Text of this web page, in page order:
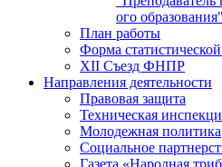
ого образования"
План работы
Форма
XII Съезд ФНПР
Направления деятельности
Правовая защита
Техническая
Молодежная политика
Социальное
Газета «Народная